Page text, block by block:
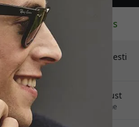
Laos - valmis saatmiseks
Tarne 9.99 EUR-s Eesti
Varjatud tasusid pole
Tarne 7-11 august
Kiire ja jälgitav tarne
8% allahindlust.